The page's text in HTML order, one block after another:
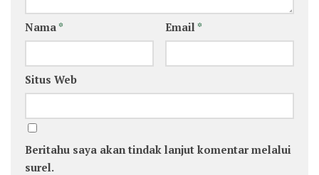
Nama * Email *
Situs Web
Beritahu saya akan tindak lanjut komentar melalui
surel.